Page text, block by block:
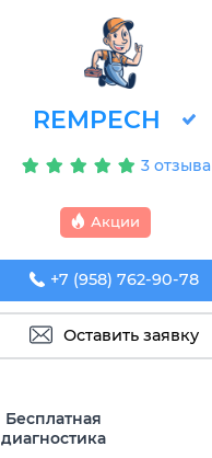
REMPECH
3 отзыва
Акции
+7 (958) 762-90-78
Оставить заявку
Бесплатная
диагностика